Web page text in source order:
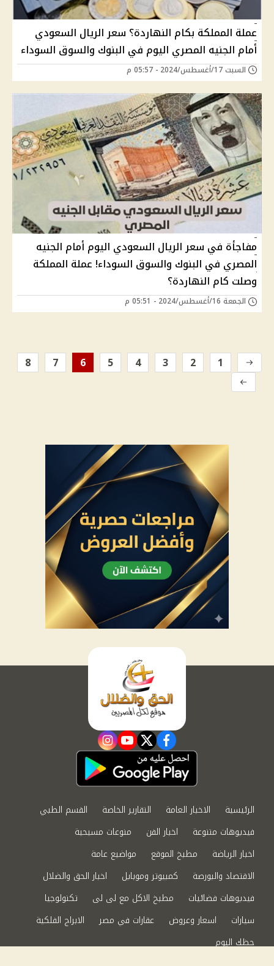
عملة المملكة بكام النهاردة؟ سعر الريال السعودي
أمام الجنيه المصري اليوم في البنوك والسوق السوداء
السبت 17/أغسطس/2024 - 05:57 م
مفاجأة في سعر الريال السعودي اليوم أمام الجنيه
المصري في البنوك والسوق السوداء! عملة المملكة
وصلت كام النهاردة؟
الجمعة 16/أغسطس/2024 - 05:51 م
1
2
3
4
5
6
7
8
facebook
twitter
youtube
instagram
الرئيسية الاخبار العامة التقارير الخاصة
القسم الطبي
فيديوهات متنوعة
اخبار الفن
منوعات مسيحية
اخبار الرياضة
مطبخ الموقع
مواضيع عامة
الاقتصاد والبورصة
كمبيوتر وموبايل
اخبار الحق والضلال
فيديوهات فضائيات
مطبخ الاكل مع لى لى
تكنولوجيا
سيارات
اسعار وعروض عقارات في مصر
الابراج الفلكية
حظك اليوم